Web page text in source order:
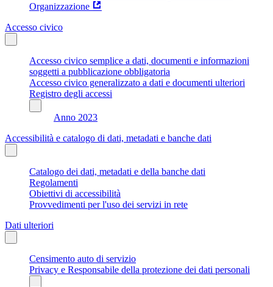
Organizzazione
Accesso civico
Accesso civico semplice a dati, documenti e informazioni
soggetti a pubblicazione obbligatoria
Accesso civico generalizzato a dati e documenti ulteriori
Registro degli accessi
Anno 2023
Accessibilità e catalogo di dati, metadati e banche dati
Catalogo dei dati, metadati e della banche dati
Regolamenti
Obiettivi di accessibilità
Provvedimenti per l'uso dei servizi in rete
Dati ulteriori
Censimento auto di servizio
Privacy e Responsabile della protezione dei dati personali